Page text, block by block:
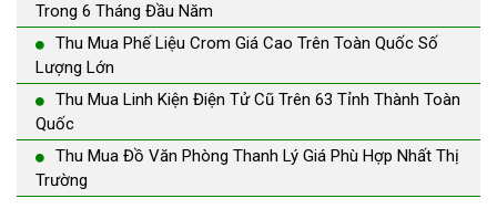
Trong 6 Tháng Đầu Năm
Thu Mua Phế Liệu Crom Giá Cao Trên Toàn Quốc Số
Lượng Lớn
Thu Mua Linh Kiện Điện Tử Cũ Trên 63 Tỉnh Thành Toàn
Quốc
Thu Mua Đồ Văn Phòng Thanh Lý Giá Phù Hợp Nhất Thị
Trường